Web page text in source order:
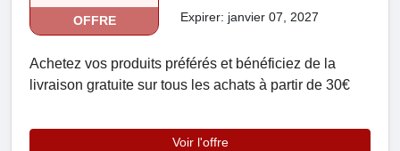
OFFRE Expirer: janvier 07, 2027
Achetez vos produits préférés et bénéficiez de la
livraison gratuite sur tous les achats à partir de 30€
Voir l'offre